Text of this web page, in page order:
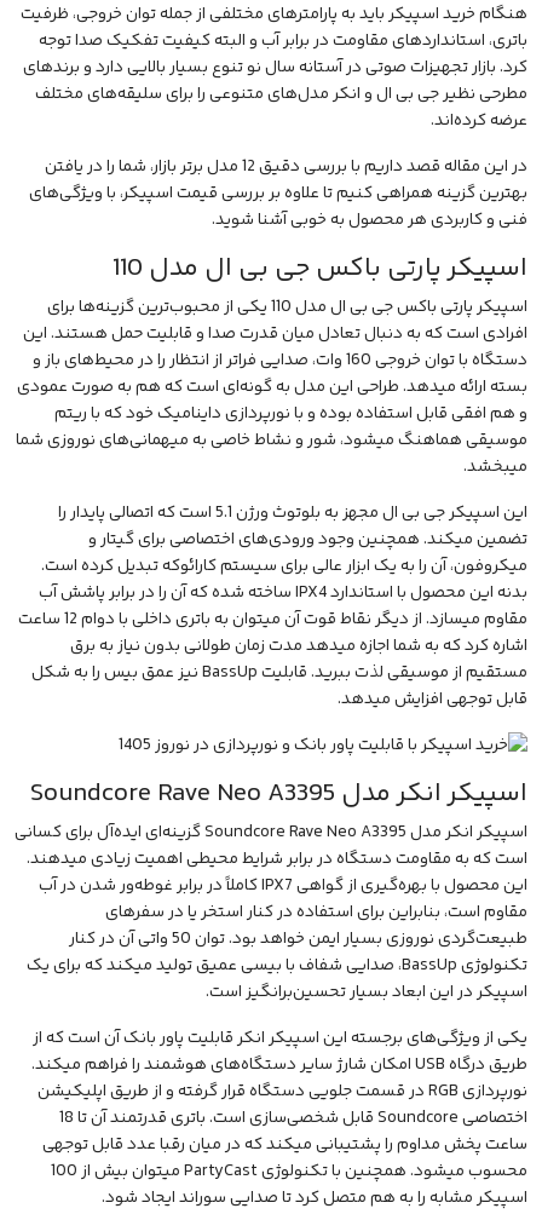
هنگامخرید اسپیکرباید به پارامترهای مختلفی از جمله توان خروجی، ظرفیت
باتری، استانداردهای مقاومت در برابر آب و البته کیفیت تفکیک صدا توجه
کرد. بازار تجهیزات صوتی در آستانه سال نو تنوع بسیار بالایی دارد و برندهای
مطرحی نظیرجی بی الوانکرمدل‌های متنوعی را برای سلیقه‌های مختلف
عرضه کرده‌اند.
در این مقاله قصد داریم با بررسی دقیق 12 مدل برتر بازار، شما را در یافتن
بهترین گزینه همراهی کنیم تا علاوه بر بررسیقیمت اسپیکر، با ویژگی‌های
فنی و کاربردی هر محصول به خوبی آشنا شوید.
اسپیکر پارتی باکس جی بی ال مدل 110
اسپیکر پارتی باکس جی بی ال مدل 110
یکی از محبوب‌ترین گزینه‌ها برای
افرادی است که به دنبال تعادل میان قدرت صدا و قابلیت حمل هستند. این
دستگاه با توان خروجی 160 وات، صدایی فراتر از انتظار را در محیط‌های باز و
بسته ارائه میدهد. طراحی این مدل به گونه‌ای است که هم به صورت عمودی
و هم افقی قابل استفاده بوده و با نورپردازی داینامیک خود که با ریتم
موسیقی هماهنگ میشود، شور و نشاط خاصی به میهمانی‌های نوروزی شما
میبخشد.
ایناسپیکر جی بی ال
مجهز به بلوتوث ورژن 5.1 است که اتصالی پایدار را
تضمین میکند. همچنین وجود ورودی‌های اختصاصی برای گیتار و
میکروفون، آن را به یک ابزار عالی برای سیستم کارائوکه تبدیل کرده است.
بدنه این محصول با استاندارد IPX4 ساخته شده که آن را در برابر پاشش آب
مقاوم میسازد. از دیگر نقاط قوت آن میتوان به باتری داخلی با دوام 12 ساعت
اشاره کرد که به شما اجازه میدهد مدت زمان طولانی بدون نیاز به برق
مستقیم از موسیقی لذت ببرید. قابلیت BassUp نیز عمق بیس را به شکل
قابل توجهی افزایش میدهد.
اسپیکر انکر مدل Soundcore Rave Neo A3395
اسپیکر انکر مدل Soundcore Rave Neo A3395
گزینه‌ای ایده‌آل برای کسانی
است که به مقاومت دستگاه در برابر شرایط محیطی اهمیت زیادی میدهند.
این محصول با بهره‌گیری از گواهی IPX7 کاملاً در برابر غوطه‌ور شدن در آب
مقاوم است، بنابراین برای استفاده در کنار استخر یا در سفرهای
طبیعت‌گردی نوروزی بسیار ایمن خواهد بود. توان 50 واتی آن در کنار
تکنولوژی
اسپیکردر این ابعاد بسیار تحسین‌برانگیز است.
یکی از ویژگی‌های برجسته این اسپیکر انکر قابلیت پاور بانک آن است که از
طریق درگاه USB امکان شارژ سایر دستگاه‌های هوشمند را فراهم میکند.
نورپردازی RGB در قسمت جلویی دستگاه قرار گرفته و از طریق
اپلیکیشن
اختصاصی Soundcore قابل شخصی‌سازی است. باتری قدرتمند آن تا 18
ساعت پخش مداوم را پشتیبانی میکند که در میان رقبا عدد قابل توجهی
محسوب میشود. همچنین با تکنولوژی PartyCast میتوان بیش از 100
اسپیکر مشابه را به هم متصل کرد تا صدایی سوراند ایجاد شود.